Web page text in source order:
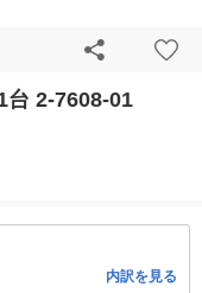
台 2-7608-01
内訳を見る